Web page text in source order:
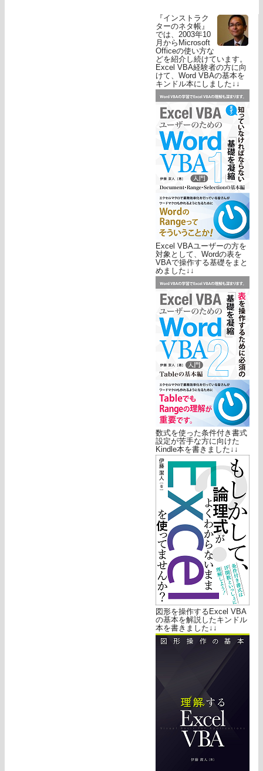
『インストラク
ターのネタ帳』
では、2003年10
月からMicrosoft
Officeの使い方な
どを紹介し続けています。
Excel VBA経験者の方に向
けて、Word VBAの基本を
キンドル本にしました↓↓
Excel VBAユーザーの方を
対象として、Wordの表を
VBAで操作する基礎をまと
めました↓↓
数式を使った条件付き書式
設定が苦手な方に向けた
Kindle本を書きました↓↓
図形を操作するExcel VBA
の基本を解説したキンドル
本を書きました↓↓